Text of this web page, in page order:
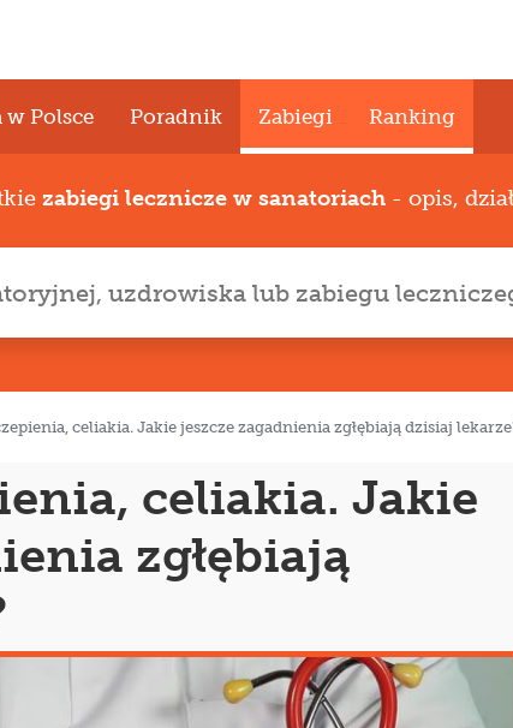
w Polsce Poradnik Zabiegi Ranking
zabiegi lecznicze w sanatoriach - opis,
celiakia. Jakie jeszcze zagadnienia zgłębiają dzisiaj
celiakia. Jakie
zgłębiają